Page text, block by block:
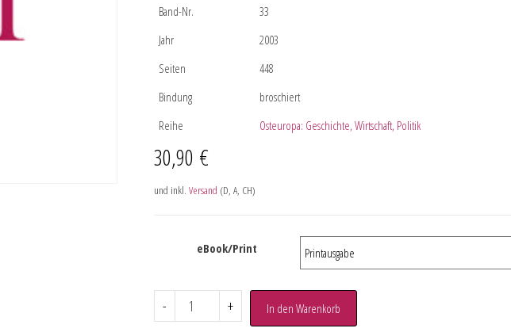
Band-Nr.
33
Jahr
2003
Seiten
448
Bindung
broschiert
Reihe
Osteuropa: Geschichte, Wirtschaft, Politik
30,90 €
und inkl. Versand (D, A, CH)
eBook/Print
- + In den Warenkorb